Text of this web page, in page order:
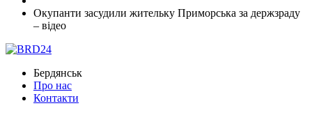
Окупанти засудили жительку Приморська за держзраду
– відео
Бердянськ
Про нас
Контакти